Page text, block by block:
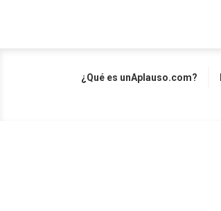
¿Qué es unAplauso.com?